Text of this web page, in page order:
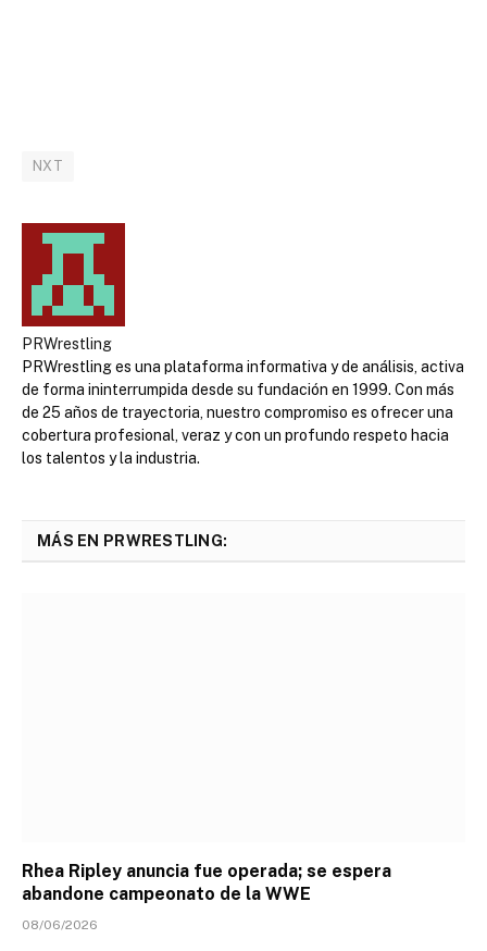
NXT
PRWrestling
PRWrestling es una plataforma informativa y de análisis, activa
de forma ininterrumpida desde su fundación en 1999. Con más
de 25 años de trayectoria, nuestro compromiso es ofrecer una
cobertura profesional, veraz y con un profundo respeto hacia
los talentos y la industria.
MÁS EN PRWRESTLING:
Rhea Ripley anuncia fue operada; se espera
abandone campeonato de la WWE
08/06/2026